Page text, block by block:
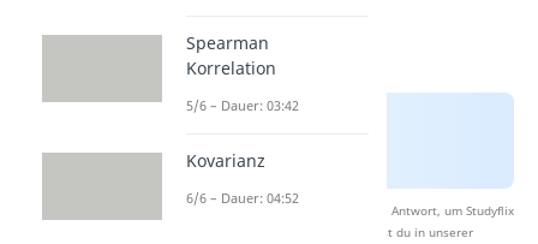
Nach Beantwortung speichern wir deine Antwort, um Studyflix
zu verbessern. Mehr dazu erfährst du in unserer
Spearman
Korrelation
5/6 – Dauer: 03:42
Kovarianz
6/6 – Dauer: 04:52